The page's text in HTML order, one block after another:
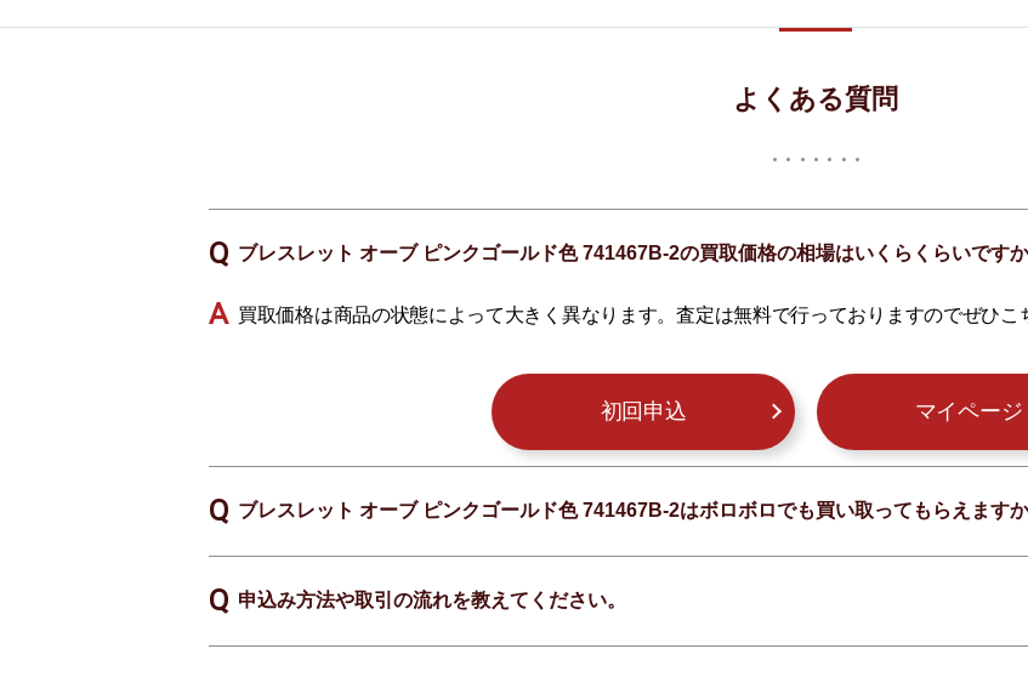
よくある質問
ブレスレット オーブ ピンクゴールド色 741467B-2の買取価格の相場はいくらくらいです
買取価格は商品の状態によって大きく異なります。査定は無料で行っておりますのでぜひこ
初回申込 マイページ
ブレスレット オーブ ピンクゴールド色 741467B-2はボロボロでも買い取ってもらえます
申込み方法や取引の流れを教えてください。